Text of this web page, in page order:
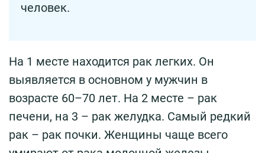
человек.
На 1 месте находится рак легких. Он
выявляется в основном у мужчин в
возрасте 60–70 лет. На 2 месте – рак
печени, на 3 – рак желудка. Самый редкий
рак – рак почки. Женщины чаще всего